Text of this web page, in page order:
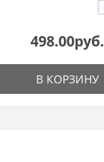
498.00руб.
В КОРЗИНУ